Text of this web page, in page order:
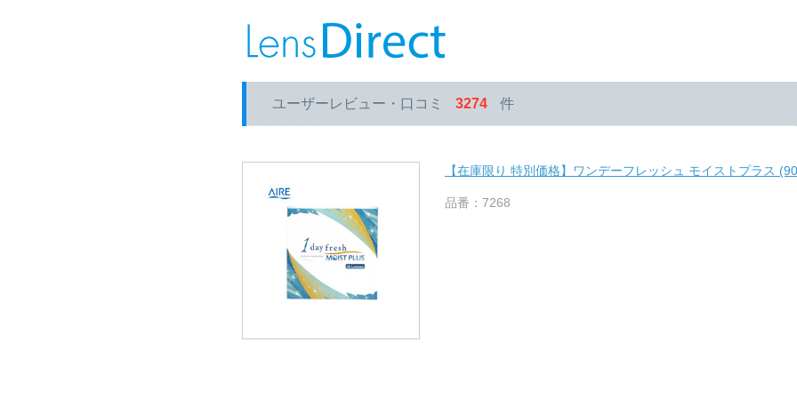
ユーザーレビュー・口コミ 3274 件
【在庫限り 特別価格】ワンデーフレッシュ モイストプラス
品番：7268